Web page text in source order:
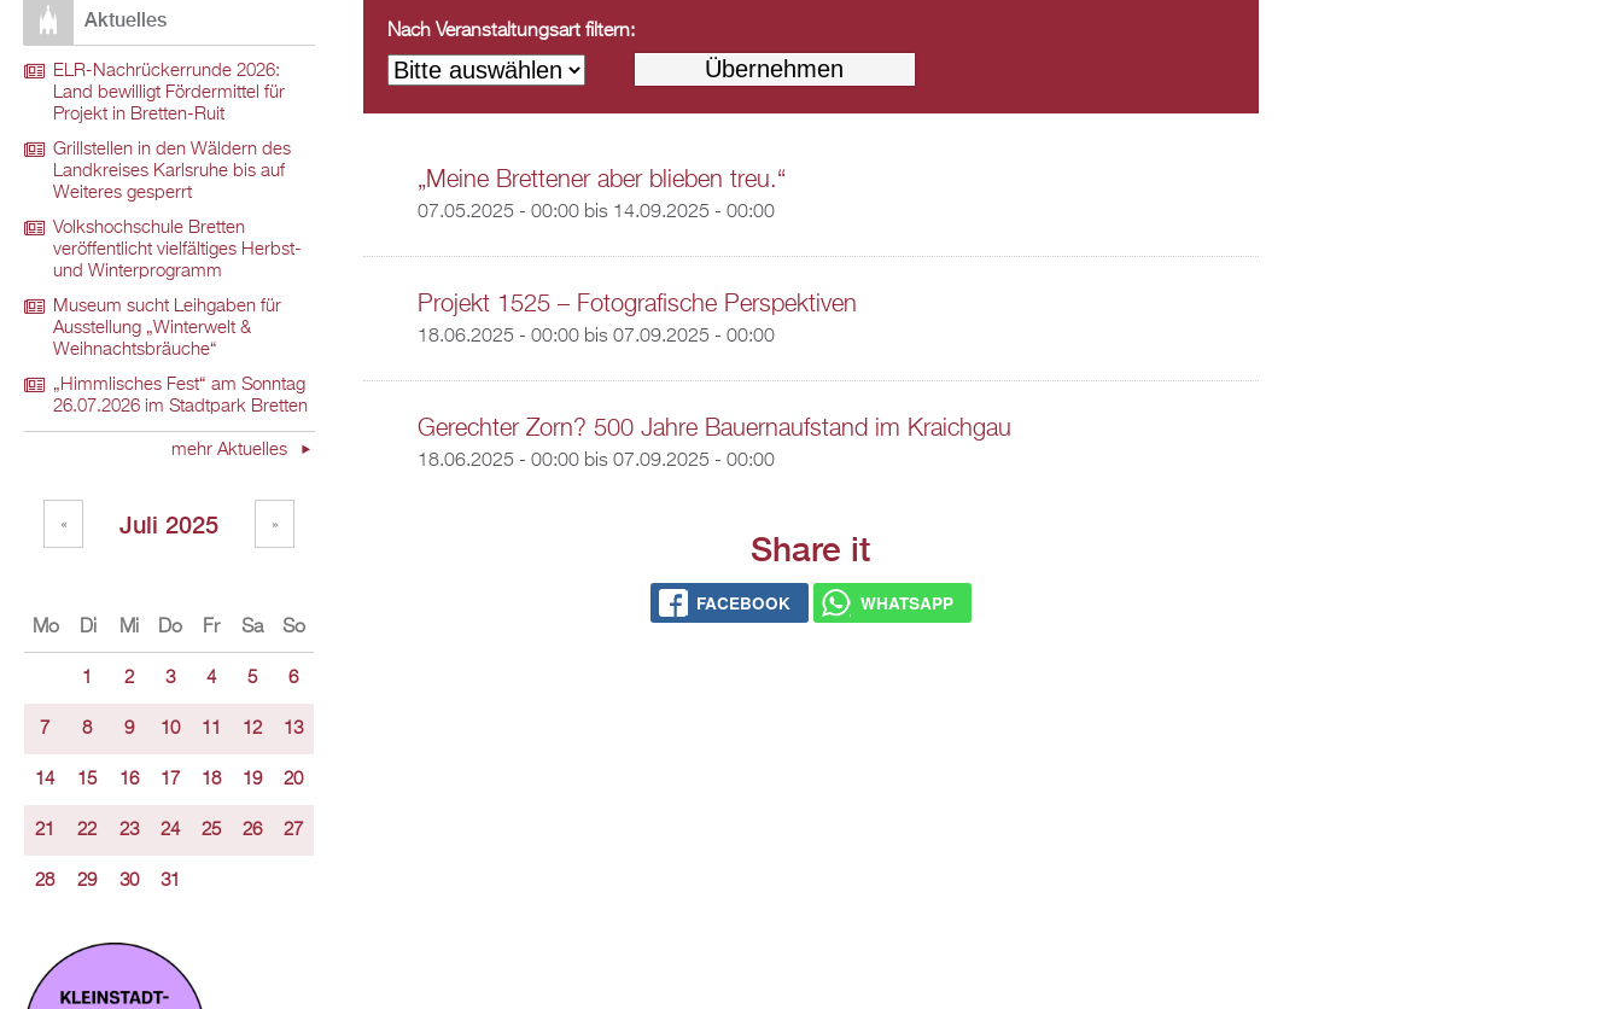
Nach Veranstaltungsart filtern:
„Meine Brettener aber blieben treu.“
07.05.2025 - 00:00bis 14.09.2025 - 00:00
Projekt 1525 – Fotografische Perspektiven
18.06.2025 - 00:00bis 07.09.2025 - 00:00
Gerechter Zorn? 500 Jahre Bauernaufstand im Kraichgau
18.06.2025 - 00:00bis 07.09.2025 - 00:00
Share it
FACEBOOK WHATSAPP
Aktuelles
ELR-Nachrückerrunde 2026:
Land bewilligt Fördermittel für
Projekt in Bretten-Ruit
Grillstellen in den Wäldern des
Landkreises Karlsruhe bis auf
Weiteres gesperrt
Volkshochschule Bretten
veröffentlicht vielfältiges Herbst-
und Winterprogramm
Museum sucht Leihgaben für
Ausstellung „Winterwelt &
Weihnachtsbräuche“
„Himmlisches Fest“ am Sonntag
26.07.2026 im Stadtpark Bretten
mehr Aktuelles
Juli 2025
« »
Mo Di Mi Do Fr Sa So
1 2 3 4 5 6
7 8 9 10 11 12 13
14 15 16 17 18 19 20
21 22 23 24 25 26 27
28 29 30 31